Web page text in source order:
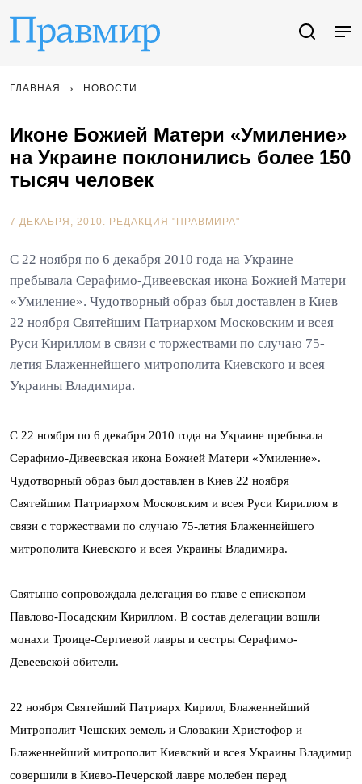
ГЛАВНАЯ НОВОСТИ
Иконе Божией Матери «Умиление»
на Украине поклонились более 150
тысяч человек
7 ДЕКАБРЯ, 2010. РЕДАКЦИЯ "ПРАВМИРА"
С 22 ноября по 6 декабря 2010 года на Украине
пребывала Серафимо-Дивеевская икона Божией Матери
«Умиление». Чудотворный образ был доставлен в Киев
22 ноября Святейшим Патриархом Московским и всея
Руси Кириллом в связи с торжествами по случаю 75-
летия Блаженнейшего митрополита Киевского и всея
Украины Владимира.
С 22 ноября по 6 декабря 2010 года на Украине пребывала
Серафимо-Дивеевская икона Божией Матери «Умиление».
Чудотворный образ был доставлен в Киев 22 ноября
Святейшим Патриархом Московским и всея Руси Кириллом в
связи с торжествами по случаю 75-летия Блаженнейшего
митрополита Киевского и всея Украины Владимира.
Святыню сопровождала делегация во главе с епископом
Павлово-Посадским Кириллом. В состав делегации вошли
монахи Троице-Сергиевой лавры и сестры Серафимо-
Девеевской обители.
22 ноября Святейший Патриарх Кирилл, Блаженнейший
Митрополит Чешских земель и Словакии Христофор и
Блаженнейший митрополит Киевский и всея Украины Владимир
совершили в Киево-Печерской лавре молебен перед